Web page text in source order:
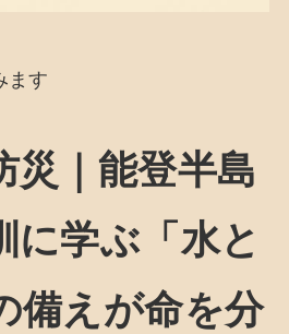
ます
災｜能登半島
に学ぶ「水と
備えが命を分